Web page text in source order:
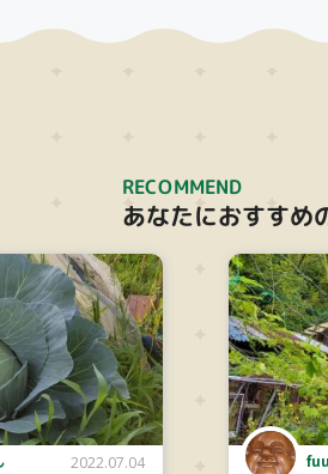
RECOMMEND
あなたにおすすめ
2022.07.04